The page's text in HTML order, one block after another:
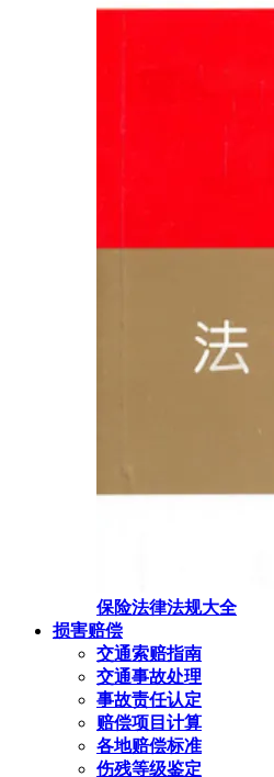
保险法律法规大全
损害赔偿
交通索赔指南
交通事故处理
事故责任认定
赔偿项目计算
各地赔偿标准
伤残等级鉴定